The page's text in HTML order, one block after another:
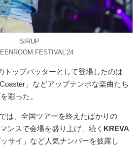
SIRUP
FESTIVAL’24
トップバッターとして登場したのは
」などアップテンポな楽曲たち
彩った。
は、全国ツアーを終えたばかりの
ンスで会場を盛り上げ、続く KREVA
サイ」など⼈気ナンバーを披露し